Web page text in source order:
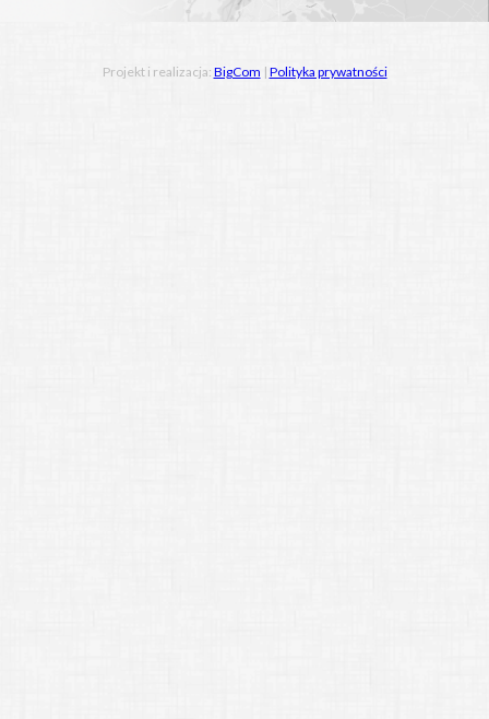
Projekt i realizacja: BigCom | Polityka prywatności